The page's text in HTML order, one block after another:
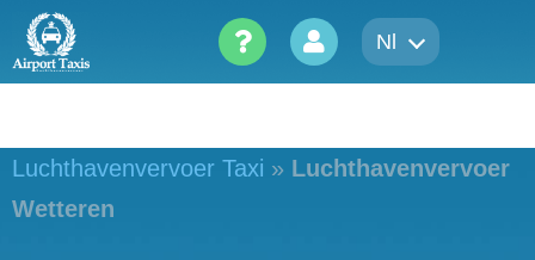
Skip
content
Nl
Luchthavenvervoer Taxi » Luchthavenvervoer
Wetteren